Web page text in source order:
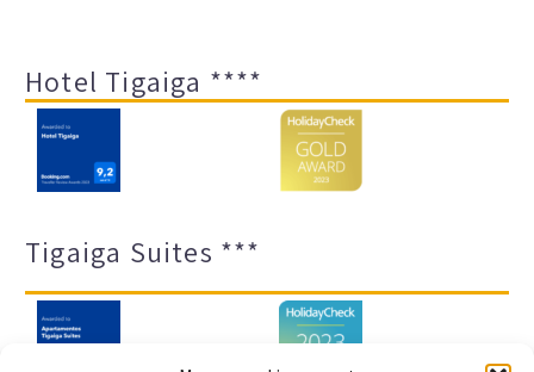
Hotel Tigaiga ****
Tigaiga Suites ***